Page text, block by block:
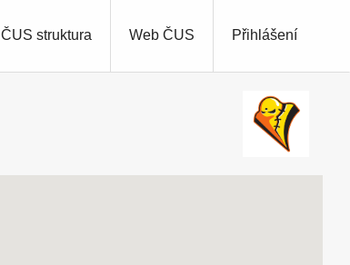
Přihlášení
ČUS struktura Web ČUS